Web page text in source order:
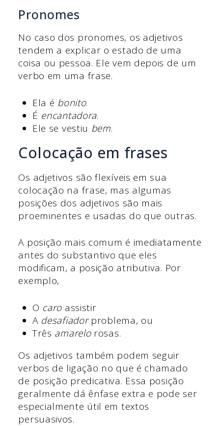
Pronomes
No caso dos pronomes, os adjetivos
tendem a explicar o estado de uma
coisa ou pessoa. Ele vem depois de um
verbo em uma frase.
Ela é bonito.
É encantadora.
Ele se vestiu bem.
Colocação em frases
Os adjetivos são flexíveis em sua
colocação na frase, mas algumas
posições dos adjetivos são mais
proeminentes e usadas do que outras.
A posição mais comum é imediatamente
antes do substantivo que eles
modificam, a posição atributiva. Por
exemplo,
O caro assistir
A desafiadorproblema, ou
Três amarelorosas.
Os adjetivos também podem seguir
verbos de ligação no que é chamado
de posição predicativa. Essa posição
geralmente dá ênfase extra e pode ser
especialmente útil em textos
persuasivos.